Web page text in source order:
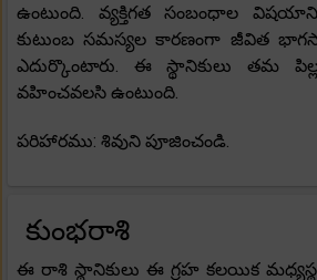
ఉంటుంది. వ్యక్తిగత సంబంధాల
కుటుంబ సమస్యల కారణంగా జీవిత
ఎదుర్కొంటారు. ఈ స్థానికులు తమ
వహించవలసి ఉంటుంది.
పరిహారము: శివుని పూజించండి.
కుంభరాశి
ఈ రాశి స్థానికులు ఈ గ్రహ కలయిక